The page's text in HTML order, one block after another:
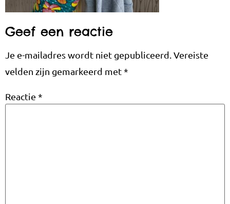
Geef een reactie
Je e-mailadres wordt niet gepubliceerd. Vereiste
velden zijn gemarkeerd met*
Reactie *